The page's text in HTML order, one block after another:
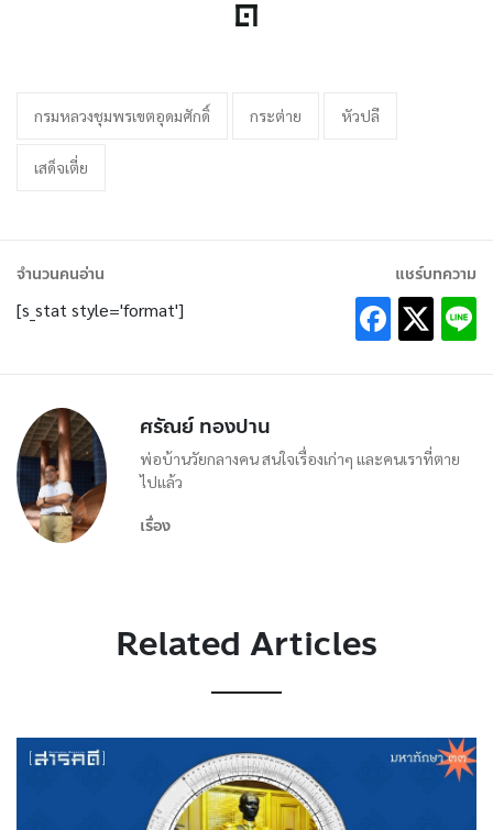
กรมหลวงชุมพรเขตอุดมศักดิ์ กระต่าย หัวปลี
เสด็จเตี่ย
จำนวนคนอ่าน
[s_stat style='format']
แชร์บทความ
ศรัณย์ ทองปาน
พ่อบ้านวัยกลางคน สนใจเรื่องเก่าๆ และคนเราที่ตาย
ไปแล้ว
เรื่อง
Related Articles